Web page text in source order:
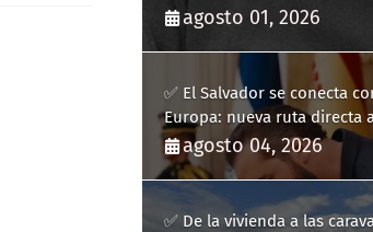
agosto 01, 2026
✅ El Salvador se conecta
Europa: nueva ruta directa
agosto 04, 2026
✅ De la vivienda a las